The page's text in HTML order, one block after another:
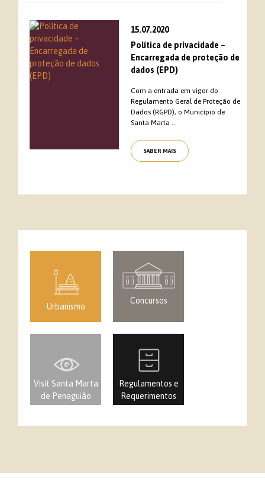
15.07.2020
Política de privacidade –
Encarregada de proteção de
dados (EPD)
Com a entrada em vigor do
Regulamento Geral de Proteção de
Dados (RGPD), o Município de
Santa Marta ...
SABER MAIS
Urbanismo
Concursos
Visit Santa Marta
de Penaguião
Regulamentos e
Requerimentos